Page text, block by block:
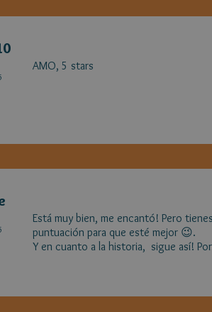
AMO, 5 stars
Está muy bien, me encantó! Pero
puntuación para que esté mejor 😉.
Y en cuanto a la historia, sigue así!